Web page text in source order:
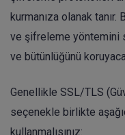
kurmanıza olanak tanır.
ve şifreleme yöntemini
ve bütünlüğünü
Genellikle SSL/TLS
seçenekle birlikte
kullanmalısınız: